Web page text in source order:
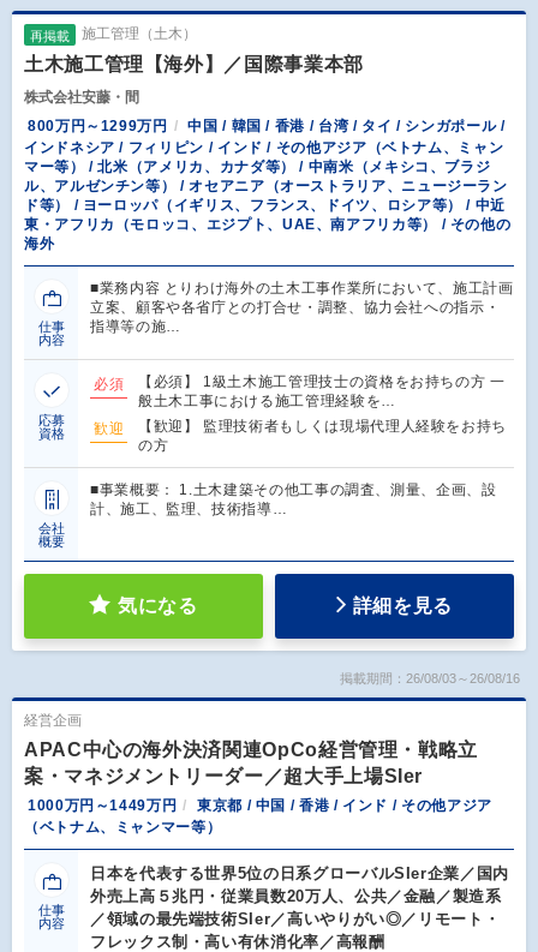
再掲載 施工管理（土木）
土木施工管理【海外】／国際事業本部
株式会社安藤・間
800万円～1299万円
中国 / 韓国 / 香港 / 台湾 / タイ / シンガポール /
インドネシア / フィリピン / インド / その他アジア（ベトナム、ミャン
マー等） / 北米（アメリカ、カナダ等） / 中南米（メキシコ、ブラジ
ル、アルゼンチン等） / オセアニア（オーストラリア、ニュージーラン
ド等） / ヨーロッパ（イギリス、フランス、ドイツ、ロシア等） / 中近
東・アフリカ（モロッコ、エジプト、UAE、南アフリカ等） / その他の
海外
仕事
内容
■業務内容 とりわけ海外の土木工事作業所において、施工計画
立案、顧客や各省庁との打合せ・調整、協力会社への指示・
指導等の施…
応募
資格
必須
【必須】 1級土木施工管理技士の資格をお持ちの方 一
般土木工事における施工管理経験を…
歓迎
【歓迎】 監理技術者もしくは現場代理人経験をお持ち
の方
会社
概要
■事業概要： 1.土木建築その他工事の調査、測量、企画、設
計、施工、監理、技術指導…
気になる 詳細を見る
掲載期間：26/08/03～26/08/16
経営企画
APAC中心の海外決済関連OpCo経営管理・戦略立
案・マネジメントリーダー／超大手上場SIer
1000万円～1449万円
東京都 / 中国 / 香港 / インド / その他アジア
（ベトナム、ミャンマー等）
仕事
内容
日本を代表する世界5位の日系グローバルSIer企業／国内
外売上高５兆円・従業員数20万人、公共／金融／製造系
／領域の最先端技術SIer／高いやりがい◎／リモート・
フレックス制・高い有休消化率／高報酬